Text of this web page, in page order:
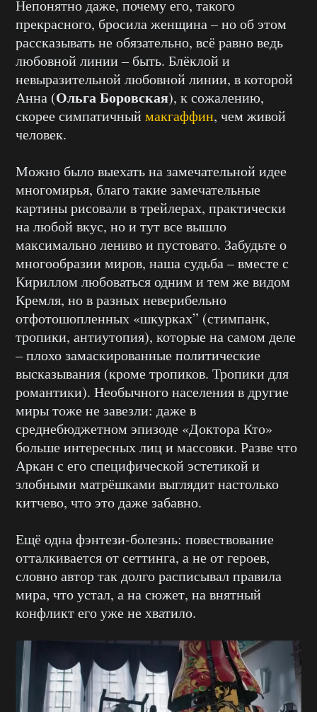
Непонятно даже, почему его, такого
прекрасного, бросила женщина – но об этом
рассказывать не обязательно, всё равно ведь
любовной линии – быть. Блёклой и
невыразительной любовной линии, в которой
Анна (Ольга Боровская), к сожалению,
скорее симпатичный макгаффин, чем живой
человек.
Можно было выехать на замечательной идее
многомирья, благо такие замечательные
картины рисовали в трейлерах, практически
на любой вкус, но и тут все вышло
максимально лениво и пустовато. Забудьте о
многообразии миров, наша судьба – вместе с
Кириллом любоваться одним и тем же видом
Кремля, но в разных неверибельно
отфотошопленных «шкурках” (стимпанк,
тропики, антиутопия), которые на самом деле
– плохо замаскированные политические
высказывания (кроме тропиков. Тропики для
романтики). Необычного населения в другие
миры тоже не завезли: даже в
среднебюджетном эпизоде «Доктора Кто»
больше интересных лиц и массовки. Разве что
Аркан с его специфической эстетикой и
злобными матрёшками выглядит настолько
китчево, что это даже забавно.
Ещё одна фэнтези-болезнь: повествование
отталкивается от сеттинга, а не от героев,
словно автор так долго расписывал правила
мира, что устал, а на сюжет, на внятный
конфликт его уже не хватило.